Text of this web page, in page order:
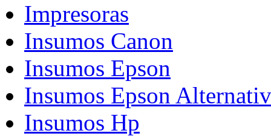
Impresoras
Insumos Canon
Insumos Epson
Insumos Epson
Insumos Hp